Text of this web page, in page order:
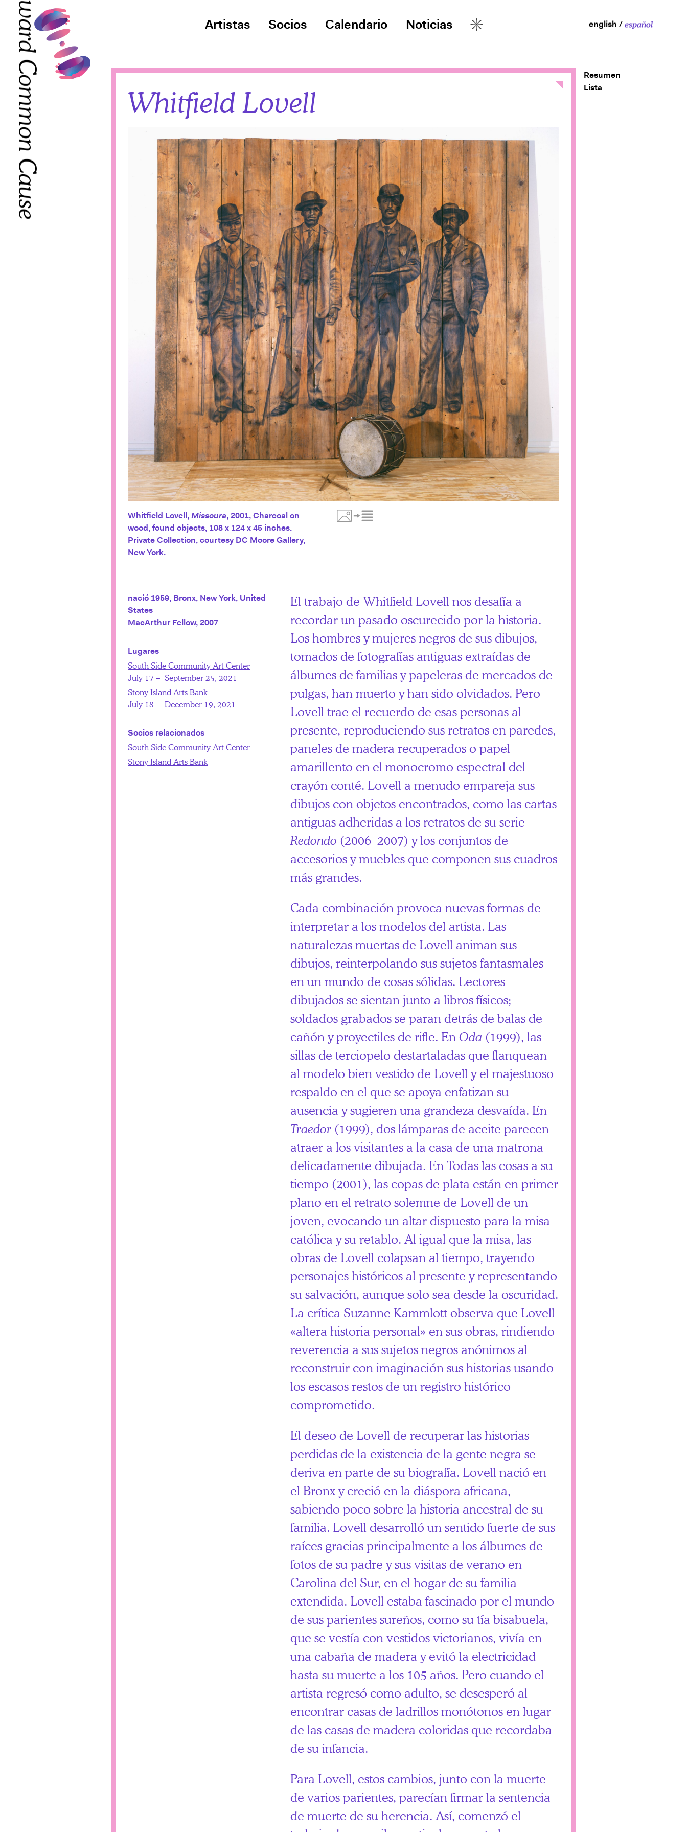
Toward Common Cause
Artistas Socios Calendario
Noticias
english español
Resumen
Lista
Whitfield Lovell
Whitfield Lovell,Missoura, 2001, Charcoal on
wood, found objects, 108 x 124 x 45 inches.
Private Collection, courtesy DC Moore Gallery,
New York.
El trabajo de Whitfield Lovell nos desafía a
recordar un pasado oscurecido por la historia.
Los hombres y mujeres negros de sus dibujos,
tomados de fotografías antiguas extraídas de
álbumes de familias y papeleras de mercados de
pulgas, han muerto y han sido olvidados. Pero
Lovell trae el recuerdo de esas personas al
presente, reproduciendo sus retratos en paredes,
paneles de madera recuperados o papel
amarillento en el monocromo espectral del
crayón conté. Lovell a menudo empareja sus
dibujos con objetos encontrados, como las cartas
antiguas adheridas a los retratos de su serie
Redondo (2006–2007) y los conjuntos de
accesorios y muebles que componen sus cuadros
más grandes.
Cada combinación provoca nuevas formas de
interpretar a los modelos del artista. Las
naturalezas muertas de Lovell animan sus
dibujos, reinterpolando sus sujetos fantasmales
en un mundo de cosas sólidas. Lectores
dibujados se sientan junto a libros físicos;
soldados grabados se paran detrás de balas de
cañón y proyectiles de rifle. En Oda (1999), las
sillas de terciopelo destartaladas que flanquean
al modelo bien vestido de Lovell y el majestuoso
respaldo en el que se apoya enfatizan su
ausencia y sugieren una grandeza desvaída. En
Traedor (1999), dos lámparas de aceite parecen
atraer a los visitantes a la casa de una matrona
delicadamente dibujada. En Todas las cosas a su
tiempo (2001), las copas de plata están en primer
plano en el retrato solemne de Lovell de un
joven, evocando un altar dispuesto para la misa
católica y su retablo. Al igual que la misa, las
obras de Lovell colapsan al tiempo, trayendo
personajes históricos al presente y representando
su salvación, aunque solo sea desde la oscuridad.
La crítica Suzanne Kammlott observa que Lovell
«altera historia personal» en sus obras, rindiendo
reverencia a sus sujetos negros anónimos al
reconstruir con imaginación sus historias usando
los escasos restos de un registro histórico
comprometido.
El deseo de Lovell de recuperar las historias
perdidas de la existencia de la gente negra se
deriva en parte de su biografía. Lovell nació en
el Bronx y creció en la diáspora africana,
sabiendo poco sobre la historia ancestral de su
familia. Lovell desarrolló un sentido fuerte de sus
raíces gracias principalmente a los álbumes de
fotos de su padre y sus visitas de verano en
Carolina del Sur, en el hogar de su familia
extendida. Lovell estaba fascinado por el mundo
de sus parientes sureños, como su tía bisabuela,
que se vestía con vestidos victorianos, vivía en
una cabaña de madera y evitó la electricidad
hasta su muerte a los 105 años. Pero cuando el
artista regresó como adulto, se desesperó al
encontrar casas de ladrillos monótonos en lugar
de las casas de madera coloridas que recordaba
de su infancia.
Para Lovell, estos cambios, junto con la muerte
de varios parientes, parecían firmar la sentencia
de muerte de su herencia. Así, comenzó el
nació 1959, Bronx, New York, United
States
MacArthur Fellow, 2007
Lugares
South Side Community Art Center
July 17 – September 25, 2021
Stony Island Arts Bank
July 18 – December 19, 2021
Socios relacionados
South Side Community Art Center
Stony Island Arts Bank
Close
Toward Common Cause